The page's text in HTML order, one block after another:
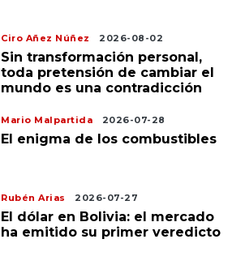
Ciro Añez Núñez 2026-08-02
Sin transformación personal,
toda pretensión de cambiar el
mundo es una contradicción
Mario Malpartida 2026-07-28
El enigma de los combustibles
Rubén Arias 2026-07-27
El dólar en Bolivia: el mercado
ha emitido su primer veredicto